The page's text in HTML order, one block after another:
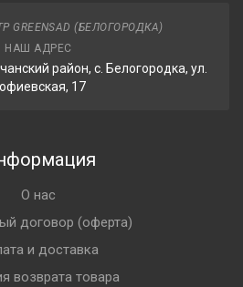
GREENSAD (БЕЛОГОРОДКА)
НАШ АДРЕС
район, с. Белогородка, ул.
17
О нас
договор (оферта)
и доставка
возврата товара